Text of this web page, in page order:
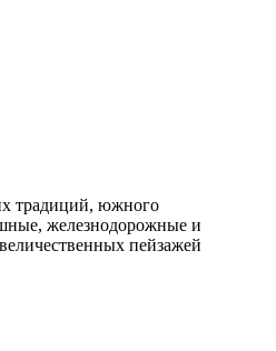
традиций, южного
железнодорожные и
пейзажей